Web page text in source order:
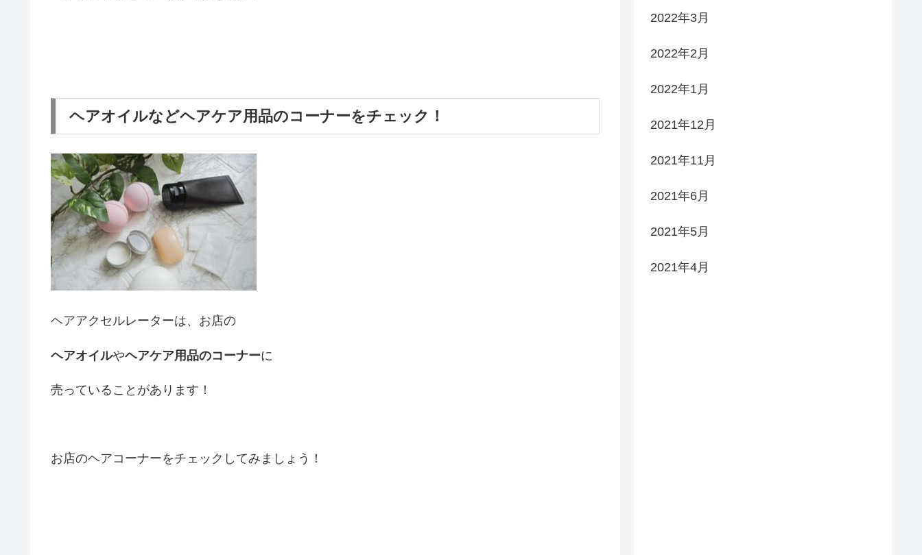
ヘアオイルなどヘアケア用品のコーナーをチェック！
ヘアアクセルレーターは、お店の
ヘアオイルやヘアケア用品のコーナーに
売っていることがあります！
お店のヘアコーナーをチェックしてみましょう！
2022年3月
2022年2月
2022年1月
2021年12月
2021年11月
2021年6月
2021年5月
2021年4月